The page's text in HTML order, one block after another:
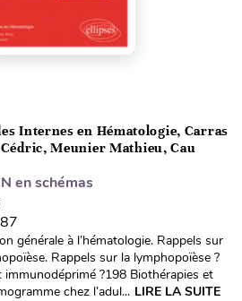
Internes en Hématologie, Carras
Meunier Mathieu, Cau
en schémas
générale à l’hématologie. Rappels sur
Rappels sur la lymphopoïèse ?
?198 Biothérapies et
chez l’adul... LIRE LA SUITE